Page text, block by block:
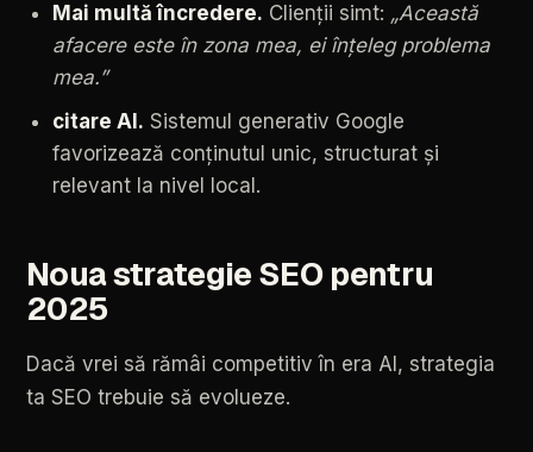
Mai multă încredere. Clienții simt: „Această
afacere este în zona mea, ei înțeleg problema
mea.”
citare AI. Sistemul generativ Google
favorizează conținutul unic, structurat și
relevant la nivel local.
NouastrategieSEO pentru
2025
Dacă vrei să rămâi competitiv în era AI, strategia
ta SEO trebuie să evolueze.